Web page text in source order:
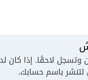
وتسجل لاحقًا. إذا كان
لتنشر باسم حسابك.